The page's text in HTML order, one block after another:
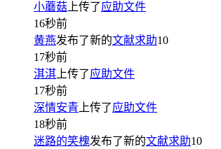
小蘑菇 上传了应助文件
16秒前
黄燕发布了新的文献求助10
17秒前
淇淇 上传了应助文件
17秒前
深情安青 上传了应助文件
18秒前
迷路的笑槐发布了新的文献求助10